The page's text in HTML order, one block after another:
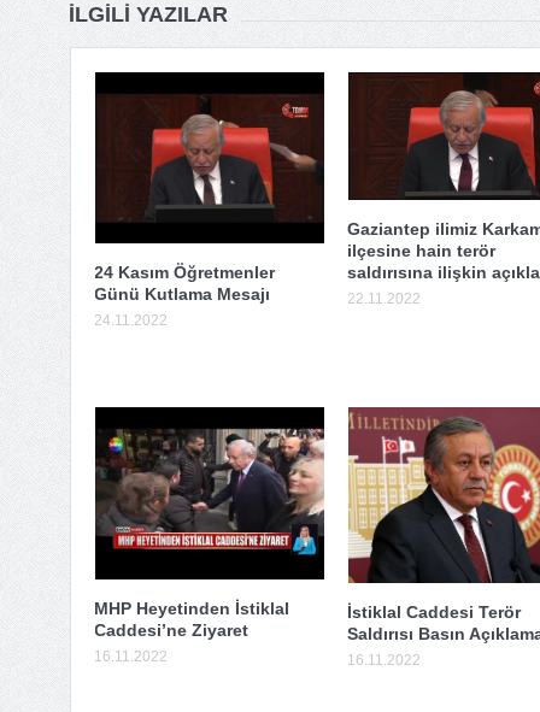
İLGILI YAZILAR
24 Kasım Öğretmenler
Günü Kutlama Mesajı
24.11.2022
Gaziantep ilimiz
ilçesine hain terör
saldırısına ilişkin
22.11.2022
MHP Heyetinden İstiklal
Caddesi’ne Ziyaret
16.11.2022
İstiklal Caddesi Terör
Saldırısı Basın
16.11.2022